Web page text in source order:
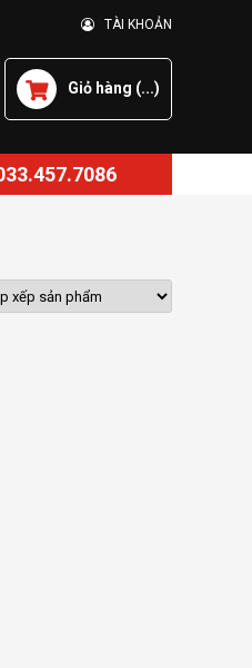
TÀI KHOẢN
Giỏ hàng (...)